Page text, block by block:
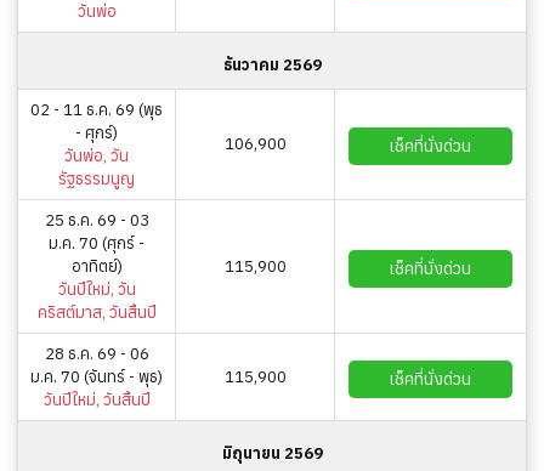
วันพ่อ
ธันวาคม 2569
02 - 11 ธ.ค. 69 (พุธ
- ศุกร์)
วันพ่อ, วัน
รัฐธรรมนูญ
106,900 เช็คที่นั่งด่วน
25 ธ.ค. 69 - 03
ม.ค. 70 (ศุกร์ -
อาทิตย์)
วันปีใหม่, วัน
คริสต์มาส, วันสิ้นปี
115,900 เช็คที่นั่งด่วน
28 ธ.ค. 69 - 06
ม.ค. 70 (จันทร์ - พุธ)
วันปีใหม่, วันสิ้นปี
115,900 เช็คที่นั่งด่วน
มิถุนายน 2569